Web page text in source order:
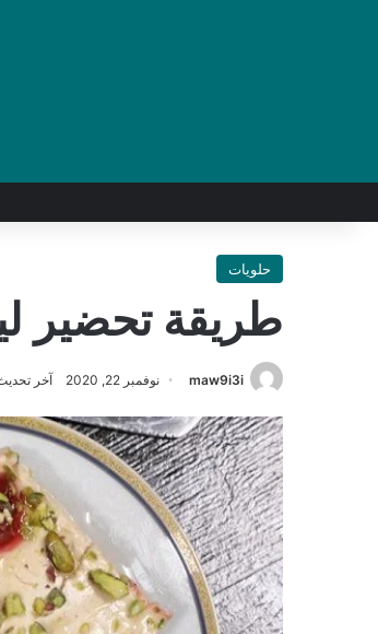
حلويات
طريقة تحضير
maw9i3i نوفمبر 22, 2020 آخر تحديث: